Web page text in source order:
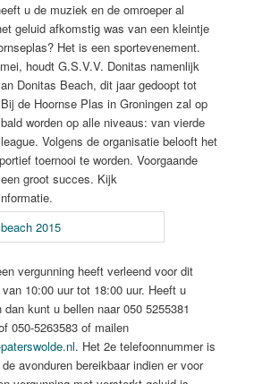
u de muziek en de omroeper al
geluid afkomstig was van een kleintje
Het is een sportevenement.
houdt G.S.V.V. Donitas namenlijk
Donitas Beach, dit jaar gedoopt tot
de Hoornse Plas in Groningen zal op
worden op alle niveaus: van vierde
Volgens de organisatie belooft het
toernooi te worden. Voorgaande
groot succes. Kijk
vergunning heeft verleend voor dit
10:00 uur tot 18:00 uur. Heeft u
kunt u bellen naar 050 5255381
050-5263583 of mailen
. Het 2e telefoonnummer is
avonduren bereikbaar indien er voor